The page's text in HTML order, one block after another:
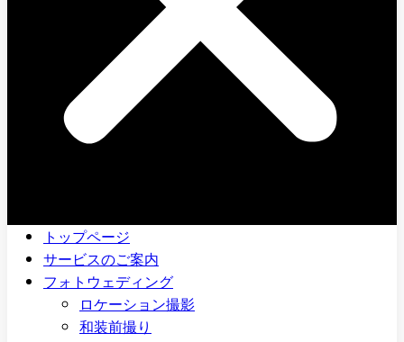
トップページ
サービスのご案内
フォトウェディング
ロケーション撮影
和装前撮り